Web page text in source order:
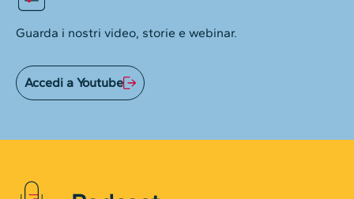
Guarda i nostri video, storie e webinar.
Accedi a Youtube